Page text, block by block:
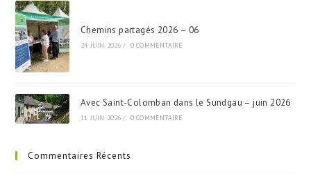
Chemins partagés 2026 – 06
24 JUIN 2026 / 0 COMMENTAIRE
Avec Saint-Colomban dans le Sundgau – juin 2026
11 JUIN 2026 / 0 COMMENTAIRE
Commentaires Récents